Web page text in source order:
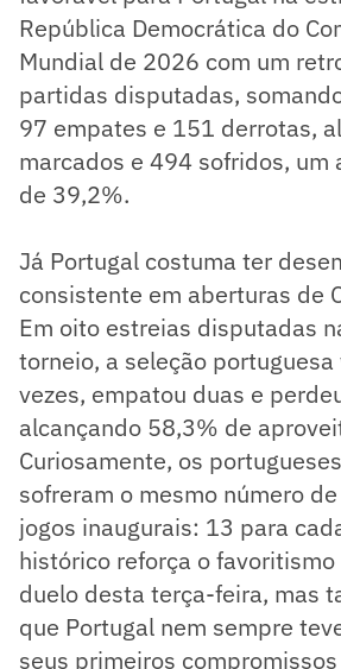
República Democrática do
Mundial de 2026 com um
partidas disputadas,
97 empates e 151 derrotas,
marcados e 494 sofridos, um
de 39,2%.
Já Portugal costuma ter
consistente em aberturas de
Em oito estreias disputadas
torneio, a seleção
vezes, empatou duas e
alcançando 58,3% de
Curiosamente, os
sofreram o mesmo número
jogos inaugurais: 13 para
histórico reforça o
duelo desta terça-feira, mas
que Portugal nem sempre
seus primeiros